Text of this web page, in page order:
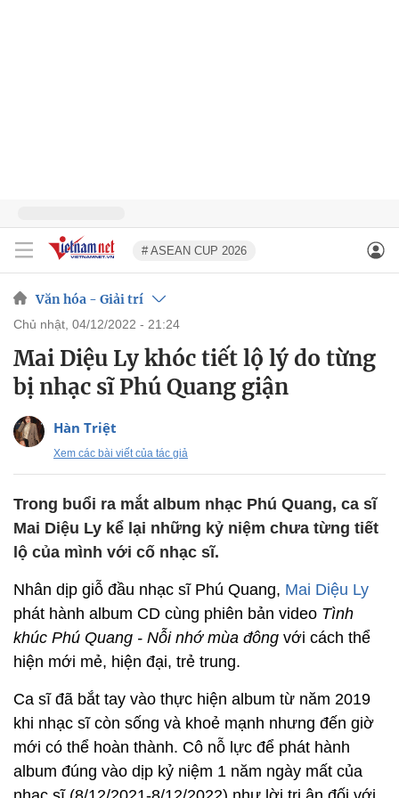
# ASEAN CUP 2026
Văn hóa - Giải trí
chủ nhật, 04/12/2022 - 21:24
Mai Diệu Ly khóc tiết lộ lý do từng
bị nhạc sĩ Phú Quang giận
Hàn Triệt
Xem các bài viết của tác giả
Trong buổi ra mắt album nhạc Phú Quang, ca sĩ
Mai Diệu Ly kể lại những kỷ niệm chưa từng tiết
lộ của mình với cố nhạc sĩ.
Nhân dịp giỗ đầu nhạc sĩ Phú Quang, Mai Diệu Ly
phát hành album CD cùng phiên bản video Tình
khúc Phú Quang - Nỗi nhớ mùa đông với cách thể
hiện mới mẻ, hiện đại, trẻ trung.
Ca sĩ đã bắt tay vào thực hiện album từ năm 2019
khi nhạc sĩ còn sống và khoẻ mạnh nhưng đến giờ
mới có thể hoàn thành. Cô nỗ lực để phát hành
album đúng vào dịp kỷ niệm 1 năm ngày mất của